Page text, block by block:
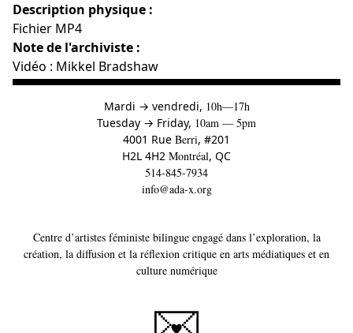
Description physique :
Fichier MP4
Note de l'archiviste :
Vidéo : Mikkel Bradshaw
Mardi →àvendredi, 10h—17h
Tuesday → to
Friday, 10am — 5pm
4001 Rue Berri, #201
H2L 4H2 Montréal, QC
514-845-7934
info@ada-x.org
Centre d’artistes féministe bilingue engagé dans l’exploration, la
création, la diffusion et la réflexion critique en arts médiatiques et en
culture numérique